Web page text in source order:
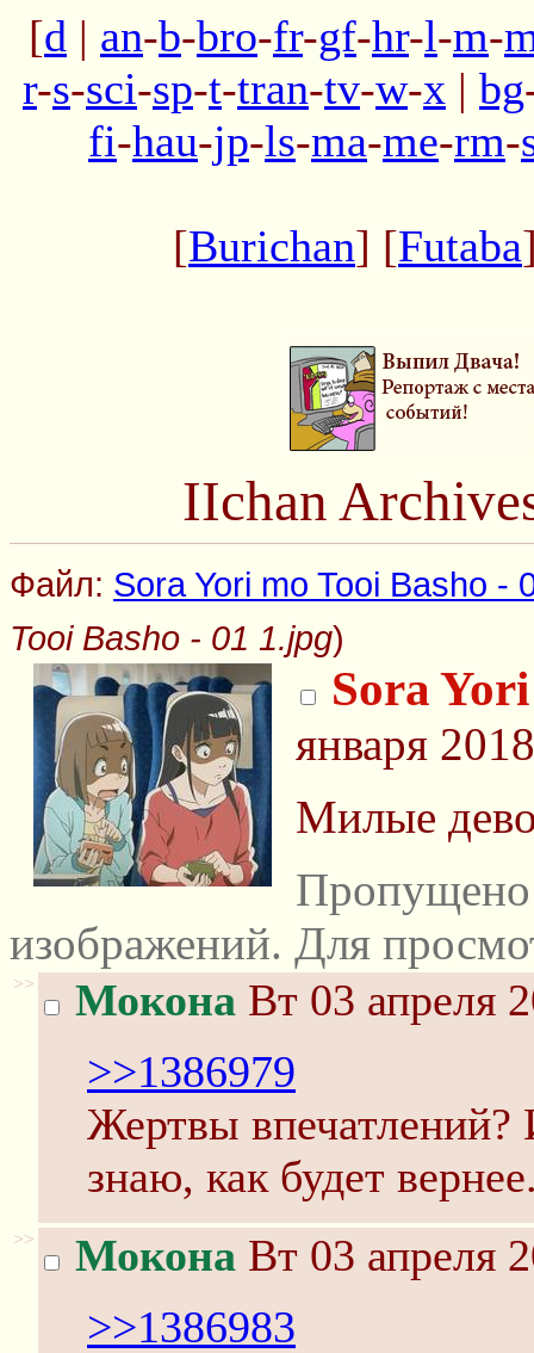
[d | an-b-bro-fr-gf-hr-l-m-
r-s-sci-sp-t-tran-tv-w-x | bg
fi-hau-jp-ls-ma-me-rm-
[Burichan] [Futaba
IIchan
Файл: Sora Yori mo Tooi Basho -
Tooi Basho - 01 1.jpg)
Sora
января
Милые
изображений. Для
>> Мокона Вт 03 апреля
>>1386979
Жертвы впечатлений?
знаю, как будет
>> Мокона Вт 03 апреля
>>1386983